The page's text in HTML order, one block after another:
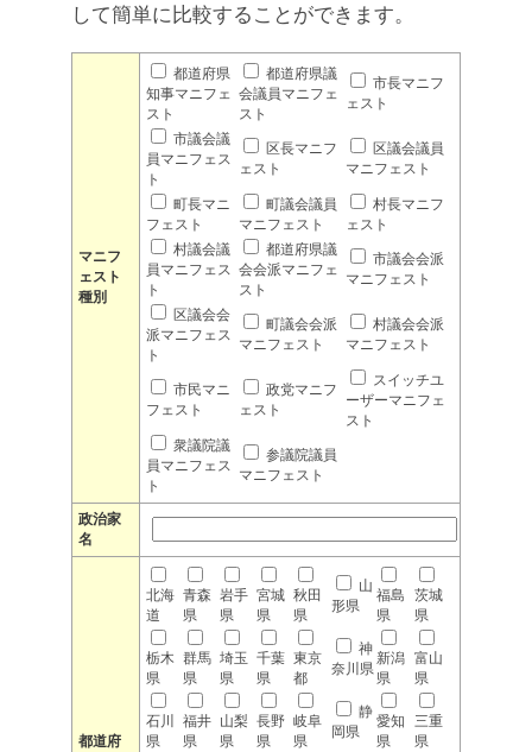
して簡単に比較することができます。
マニフ
ェスト
種別
都道府県
知事マニフェ
スト
都道府県議
会議員マニフェ
スト
市長マニフ
ェスト
市議会議
員マニフェス
ト
区長マニフ
ェスト
区議会議員
マニフェスト
町長マニ
フェスト
町議会議員
マニフェスト
村長マニフ
ェスト
村議会議
員マニフェス
ト
都道府県議
会会派マニフェ
スト
市議会会派
マニフェスト
区議会会
派マニフェス
ト
町議会会派
マニフェスト
村議会会派
マニフェスト
市民マニ
フェスト
政党マニフ
ェスト
スイッチユ
ーザーマニフェ
スト
衆議院議
員マニフェス
ト
参議院議員
マニフェスト
政治家
名
都道府
北海
道
青森
県
岩手
県
宮城
県
秋田
県
山
形県
福島
県
茨城
県
栃木
県
群馬
県
埼玉
県
千葉
県
東京
都
神
奈川県
新潟
県
富山
県
石川
県
福井
県
山梨
県
長野
県
岐阜
県
静
岡県
愛知
県
三重
県